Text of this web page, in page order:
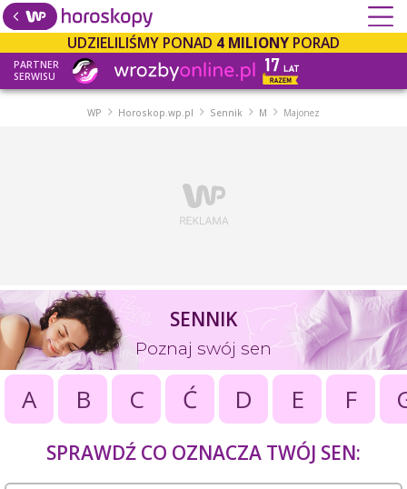
UDZIELILIŚMY PONAD 4 MILIONY PORAD
PARTNER
SERWISU
WP Horoskop.wp.pl Sennik M Majonez
SENNIK
Poznaj swój sen
A B C Ć D E F
SPRAWDŹ CO OZNACZA TWÓJ SEN: